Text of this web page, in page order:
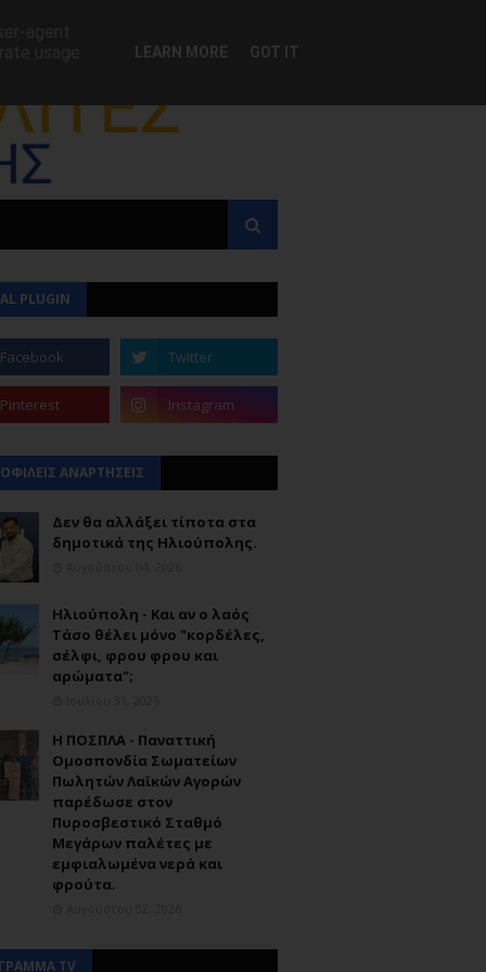
PLUGIN
ΑΝΑΡΤΗΣΕΙΣ
Δεν θα αλλάξει τίποτα στα
δημοτικά της Ηλιούπολης.
Ηλιούπολη - Και αν ο λαός
Τάσο θέλει μόνο "κορδέλες,
σέλφι, φρου φρου και
αρώματα";
Η ΠΟΣΠΛΑ - Παναττική
Ομοσπονδία Σωματείων
Πωλητών Λαϊκών Αγορών
παρέδωσε στον
Πυροσβεστικό Σταθμό
Μεγάρων παλέτες με
εμφιαλωμένα νερά και
φρούτα.
TV
LEARN MORE GOT IT